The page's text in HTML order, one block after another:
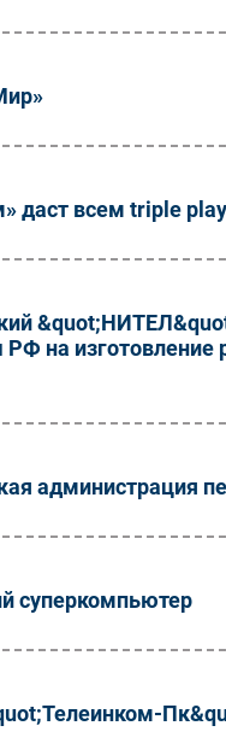
даст всем triple play
на изготовление
администрация
суперкомпьютер